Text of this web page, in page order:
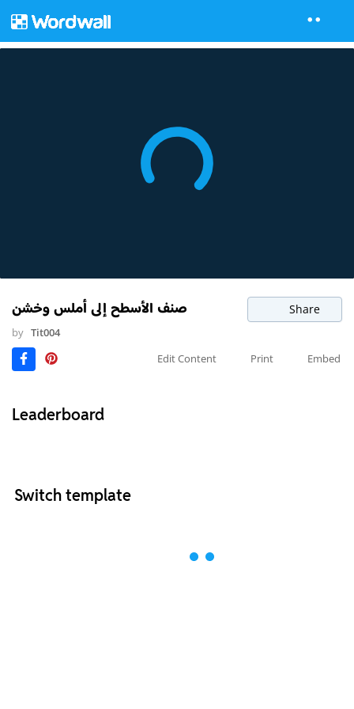
صنف الأسطح إلى أملس وخشن Share
by Tit004
Edit Content
Print Embed
Leaderboard
Switch template